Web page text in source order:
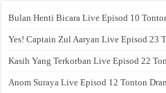
Bulan Henti Bicara Live Episod 10
Yes! Captain Zul Aaryan Live Episod 23
Kasih Yang Terkorban Live Episod 22
Anom Suraya Live Episod 12 Tonton